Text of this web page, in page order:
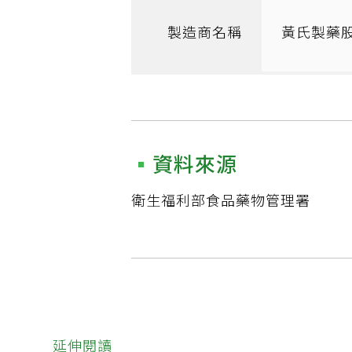
製造商名稱 黃氏製藥
資料來源
衛生福利部食品藥物管理署
延伸閱讀